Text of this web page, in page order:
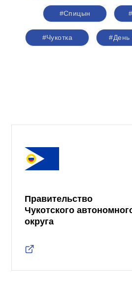
#Спицын
#Чукотка #День
Правительство
Чукотского
округа